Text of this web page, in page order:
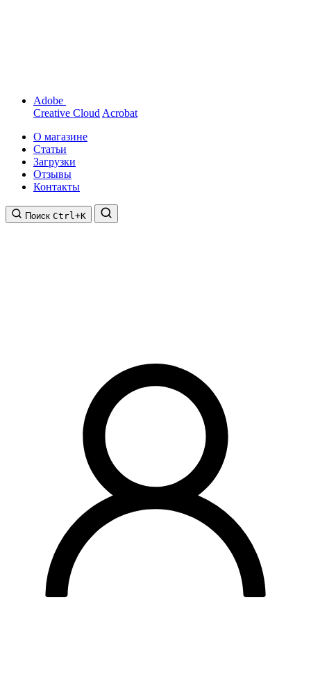
Adobe
Creative Cloud Acrobat
О магазине
Статьи
Загрузки
Отзывы
Контакты
Поиск Ctrl+K